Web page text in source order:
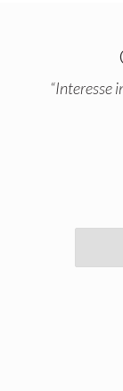
“Interesse